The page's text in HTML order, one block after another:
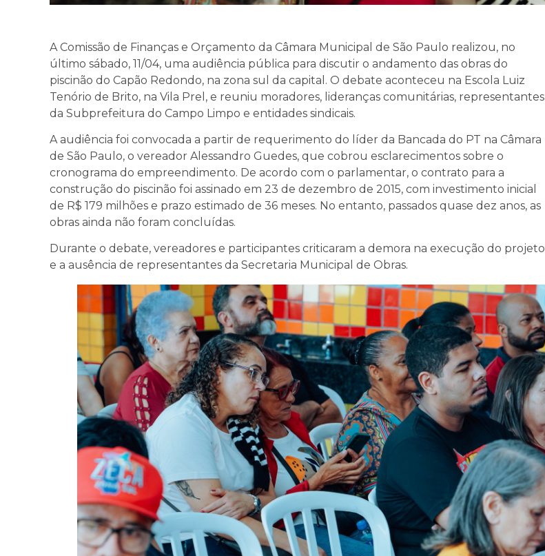
A Comissão de Finanças e Orçamento da Câmara Municipal de São Paulo realizou, no
último sábado, 11/04, uma audiência pública para discutir o andamento das obras do
piscinão do Capão Redondo, na zona sul da capital. O debate aconteceu na Escola Luiz
Tenório de Brito, na Vila Prel, e reuniu moradores, lideranças comunitárias, representantes
da Subprefeitura do Campo Limpo e entidades sindicais.
A audiência foi convocada a partir de requerimento do líder da Bancada do PT na Câmara
de São Paulo, o vereador Alessandro Guedes, que cobrou esclarecimentos sobre o
cronograma do empreendimento. De acordo com o parlamentar, o contrato para a
construção do piscinão foi assinado em 23 de dezembro de 2015, com investimento inicial
de R$ 179 milhões e prazo estimado de 36 meses. No entanto, passados quase dez anos, as
obras ainda não foram concluídas.
Durante o debate, vereadores e participantes criticaram a demora na execução do projeto
e a ausência de representantes da Secretaria Municipal de Obras.